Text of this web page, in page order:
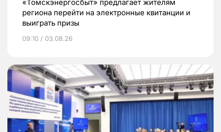
«Томскэнергосбыт» предлагает жителям
региона перейти на электронные квитанции и
выиграть призы
09:10 / 03.08.26